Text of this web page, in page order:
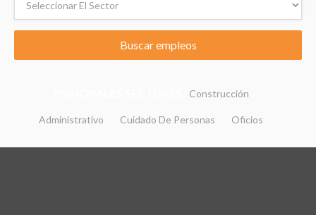
Construcción
Administrativo Cuidado De Personas Oficios